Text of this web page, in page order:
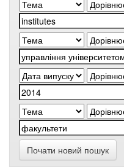
Почати новий пошук